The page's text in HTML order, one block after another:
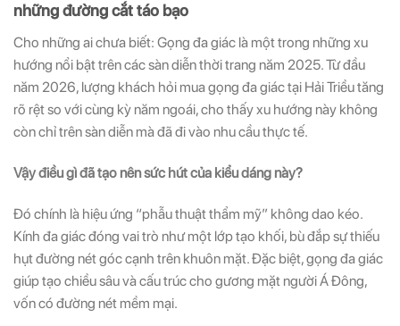
những đường cắt táo bạo
Cho những ai chưa biết: Gọng đa giác là một trong những xu
hướng nổi bật trên các sàn diễn thời trang năm 2025. Từ đầu
năm 2026, lượng khách hỏi mua gọng đa giác tại Hải Triều tăng
rõ rệt so với cùng kỳ năm ngoái, cho thấy xu hướng này không
còn chỉ trên sàn diễn mà đã đi vào nhu cầu thực tế.
Vậy điều gì đã tạo nên sức hút của kiểu dáng này?
Đó chính là hiệu ứng “phẫu thuật thẩm mỹ” không dao kéo.
Kính đa giác đóng vai trò như một lớp tạo khối, bù đắp sự thiếu
hụt đường nét góc cạnh trên khuôn mặt. Đặc biệt, gọng đa giác
giúp tạo chiều sâu và cấu trúc cho gương mặt người Á Đông,
vốn có đường nét mềm mại.